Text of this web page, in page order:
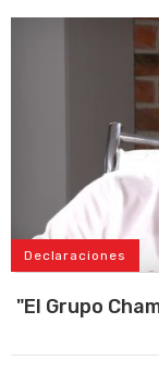
Declaraciones
"El Grupo